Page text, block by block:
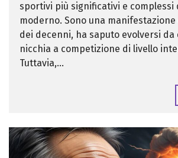
sportivi più significativi e complessi
moderno. Sono una
dei decenni, ha saputo evolversi da
nicchia a competizione di livello
Tuttavia,...